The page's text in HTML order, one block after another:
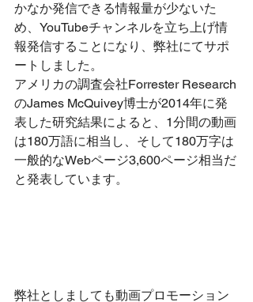
かなか発信できる情報量が少ないた
め、YouTubeチャンネルを立ち上げ情
報発信することになり、弊社にてサポ
ートしました。
アメリカの調査会社Forrester Research
のJames McQuivey博士が2014年に発
表した研究結果によると、1分間の動画
は180万語に相当し、そして180万字は
一般的なWebページ3,600ページ相当だ
と発表しています。
弊社としましても動画プロモーション